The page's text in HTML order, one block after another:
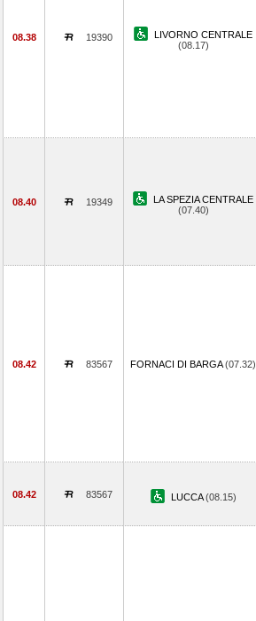
08.38 19390
LIVORNO CENTRALE
(08.17)
08.40 19349
LA SPEZIA CENTRALE
(07.40)
08.42 83567 FORNACI DI BARGA(07.32)
08.42 83567 LUCCA(08.15)